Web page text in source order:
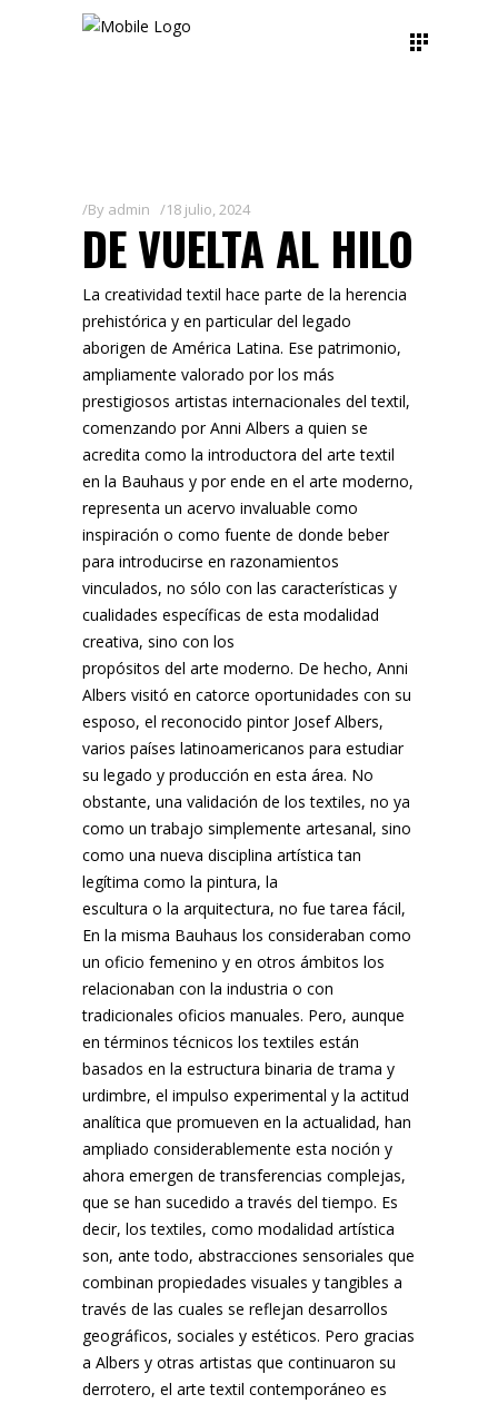
By admin 18 julio, 2024
DE VUELTA AL HILO
La creatividad textil hace parte de la herencia
prehistórica y en particular del legado
aborigen de América Latina. Ese patrimonio,
ampliamente valorado por los más
prestigiosos artistas internacionales del textil,
comenzando por Anni Albers a quien se
acredita como la introductora del arte textil
en la Bauhaus y por ende en el arte moderno,
representa un acervo invaluable como
inspiración o como fuente de donde beber
para introducirse en razonamientos
vinculados, no sólo con las características y
cualidades específicas de esta modalidad
creativa, sino con los
propósitos del arte moderno. De hecho, Anni
Albers visitó en catorce oportunidades con su
esposo, el reconocido pintor Josef Albers,
varios países latinoamericanos para estudiar
su legado y producción en esta área. No
obstante, una validación de los textiles, no ya
como un trabajo simplemente artesanal, sino
como una nueva disciplina artística tan
legítima como la pintura, la
escultura o la arquitectura, no fue tarea fácil,
En la misma Bauhaus los consideraban como
un oficio femenino y en otros ámbitos los
relacionaban con la industria o con
tradicionales oficios manuales. Pero, aunque
en términos técnicos los textiles están
basados en la estructura binaria de trama y
urdimbre, el impulso experimental y la actitud
analítica que promueven en la actualidad, han
ampliado considerablemente esta noción y
ahora emergen de transferencias complejas,
que se han sucedido a través del tiempo. Es
decir, los textiles, como modalidad artística
son, ante todo, abstracciones sensoriales que
combinan propiedades visuales y tangibles a
través de las cuales se reflejan desarrollos
geográficos, sociales y estéticos. Pero gracias
a Albers y otras artistas que continuaron su
derrotero, el arte textil contemporáneo es